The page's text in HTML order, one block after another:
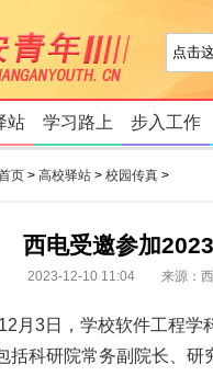
站 学习路上 步入工作
页 > 高校驿站 > 校园传真 >
西电受邀参加
2023-12-10 11:04 来源：
月3日，学校软件工程
括科研院常务副院长、